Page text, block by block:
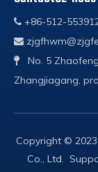
 +86-512-


No. 5
Zhangjiagang,
Copyright ©
Co., Ltd.